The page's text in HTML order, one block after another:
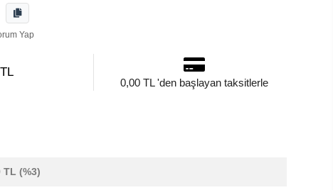
Yap
0,00 TL 'den başlayan taksitlerle
TL (%3)